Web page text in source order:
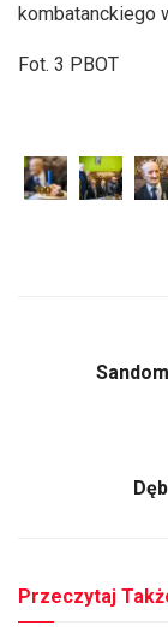
kombatanckiego
Fot. 3 PBOT
Przeczytaj